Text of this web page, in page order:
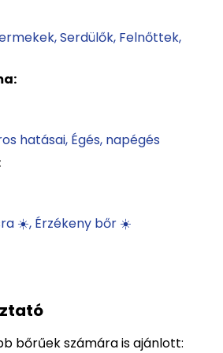
Serdülők Felnőttek
hatásai Égés, napégés
☀️ Érzékeny bőr ☀️
bőrűek számára is ajánlott: